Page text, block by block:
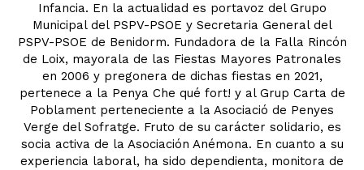
Infancia. En la actualidad es portavoz del Grupo
Municipal del PSPV-PSOE y Secretaria General del
PSPV-PSOE de Benidorm. Fundadora de la Falla Rincón
de Loix, mayorala de las Fiestas Mayores Patronales
en 2006 y pregonera de dichas fiestas en 2021,
pertenece a la Penya Che qué fort! y al Grup Carta de
Poblament perteneciente a la Asociació de Penyes
Verge del Sofratge. Fruto de su carácter solidario, es
socia activa de la Asociación Anémona. En cuanto a su
experiencia laboral, ha sido dependienta, monitora de